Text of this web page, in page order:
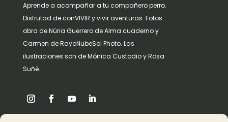
Aprende a acompañar a tu compañero perro.
Disfrutad de conVIVIR y vivir aventuras. Fotos
obra de Núria Guerrero de Alma cuaderno y
Carmen de RayoNubeSol Photo. Las
ilustraciones son de Mónica Custodio y Rosa
Suñè.